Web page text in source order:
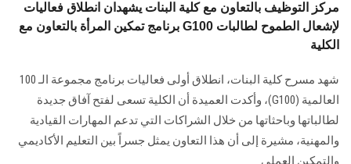
مركز التوظيف بالتعاون مع كلية البنات يشهدان انطلاق فعاليات
برنامج تمكين المرأة بالتعاون مع G100 لإشعال الطموح لطالبات
الكلية
شهد مسرح كلية البنات، انطلاق أولى فعاليات برنامج مجموعة الـ 100
العالمية (G100)، وأكدت العميدة أن الكلية تسعى لفتح آفاق جديدة
لطالباتها وباحثاتها من خلال الشراكات التي تدعم المهارات القيادية
والمهنية، مشيرة إلى أن هذا التعاون يمثل جسراً بين التعليم الأكاديمي
والتمكين العملي